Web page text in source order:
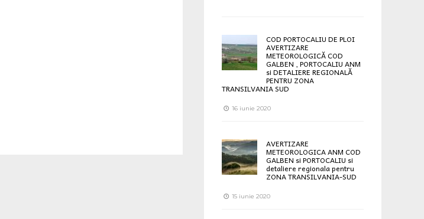
COD PORTOCALIU DE PLOI
AVERTIZARE
METEOROLOGICĂ COD
GALBEN , PORTOCALIU ANM
si DETALIERE REGIONALĂ
PENTRU ZONA
TRANSILVANIA SUD
16 iunie 2020
AVERTIZARE
METEOROLOGICA ANM COD
GALBEN si PORTOCALIU si
detaliere regionala pentru
ZONA TRANSILVANIA-SUD
15 iunie 2020